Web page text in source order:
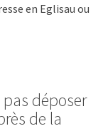
en Eglisau ou
déposer
de la